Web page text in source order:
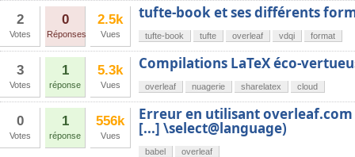
2
Votes
0
Réponses
2.5k
Vues
tufte-book et ses différents
tufte-book tufte overleaf vdqi format
3
Votes
1
réponse
5.3k
Vues
Compilations LaTeX éco-
overleaf nuagerie sharelatex cloud
0
Votes
1
réponse
556k
Vues
Erreur en utilisant
[...] \select@language)
babel overleaf